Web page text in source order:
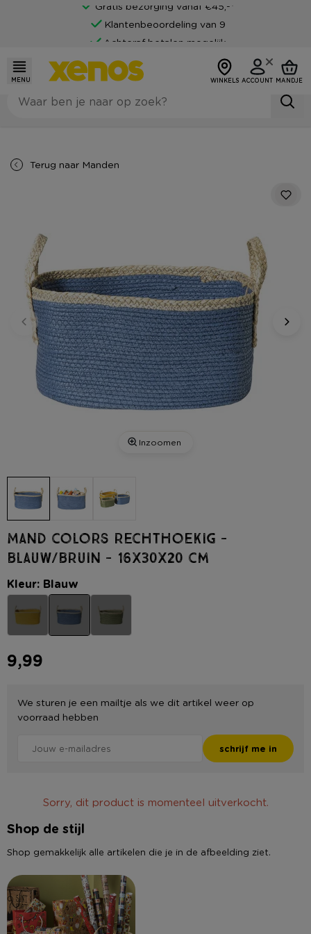
Gratis bezorging vanaf €45,-*
Klantenbeoordeling van 9
Achteraf betalen mogelijk
MENU WINKELS ACCOUNT MANDJE
Terug naar Manden
Inzoomen
Mand colors rechthoekig -
blauw/bruin - 16x30x20 cm
Kleur: Blauw
9,99
We sturen je een mailtje als we dit artikel weer op
voorraad hebben
schrijf me in
Sorry, dit product is momenteel uitverkocht.
Shop de stijl
Shop gemakkelijk alle artikelen die je in de afbeelding ziet.